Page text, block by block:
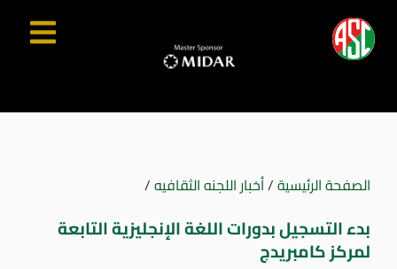
الصفحة الرئيسية/أخبار اللجنه الثقافيه/
بدء التسجيل بدورات اللغة الإنجليزية التابعة
لمركز كامبريدج